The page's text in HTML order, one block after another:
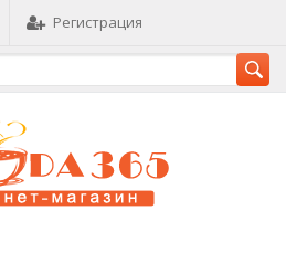
Регистрация